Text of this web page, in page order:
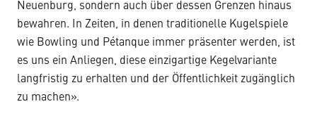
Neuenburg, sondern auch über dessen Grenzen hinaus
bewahren. In Zeiten, in denen traditionelle Kugelspiele
wie Bowling und Pétanque immer präsenter werden, ist
es uns ein Anliegen, diese einzigartige Kegelvariante
langfristig zu erhalten und der Öffentlichkeit zugänglich
zu machen».